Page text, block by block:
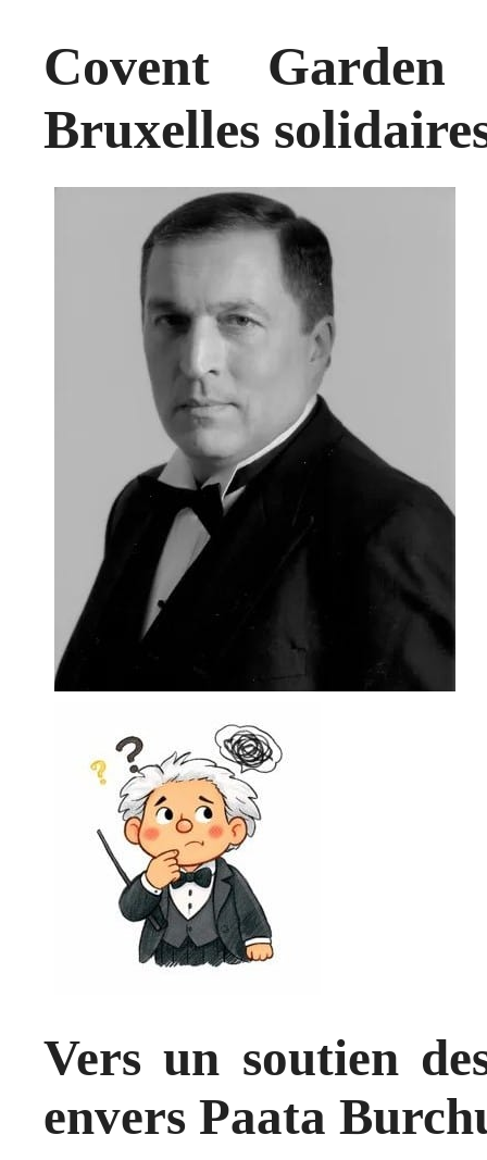
Covent
Bruxelles
Vers un soutien
envers Paata